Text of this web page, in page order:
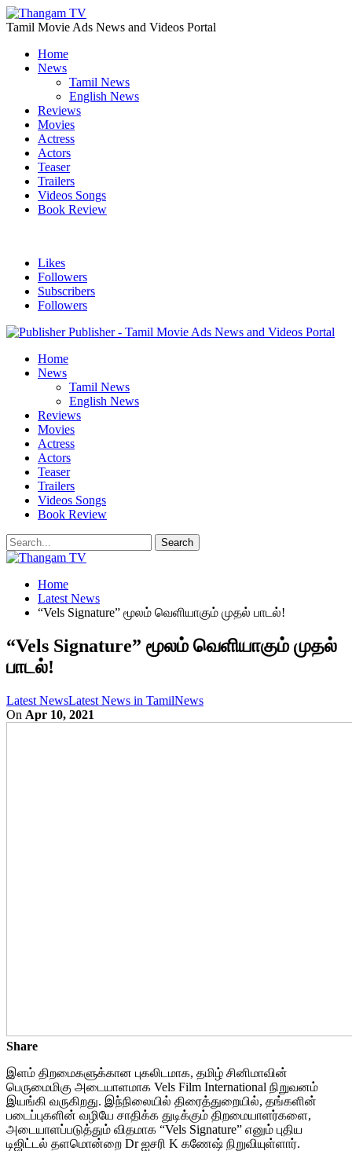
Tamil Movie Ads News and Videos Portal
Home
News
Tamil News
English News
Reviews
Movies
Actress
Actors
Teaser
Trailers
Videos Songs
Book Review
Likes
Followers
Subscribers
Followers
Publisher - Tamil Movie Ads News and Videos Portal
Home
News
Tamil News
English News
Reviews
Movies
Actress
Actors
Teaser
Trailers
Videos Songs
Book Review
Home
Latest News
“Vels Signature” மூலம் வெளியாகும் முதல் பாடல்!
“Vels Signature” மூலம் வெளியாகும் முதல்
பாடல்!
Latest NewsLatest News in TamilNews
On Apr 10, 2021
Share
இளம் திறமைகளுக்கான புகலிடமாக, தமிழ் சினிமாவின்
பெருமைமிகு அடையாளமாக Vels Film International நிறுவனம்
இயங்கி வருகிறது. இந்நிலையில் திரைத்துறையில், தங்களின்
படைப்புகளின் வழியே சாதிக்க துடிக்கும் திறமையாளர்களை,
அடையாளப்படுத்தும் விதமாக “Vels Signature” எனும் புதிய
டிஜிட்டல் தளமொன்றை Dr ஐசரி K கணேஷ் நிறுவியுள்ளார்.